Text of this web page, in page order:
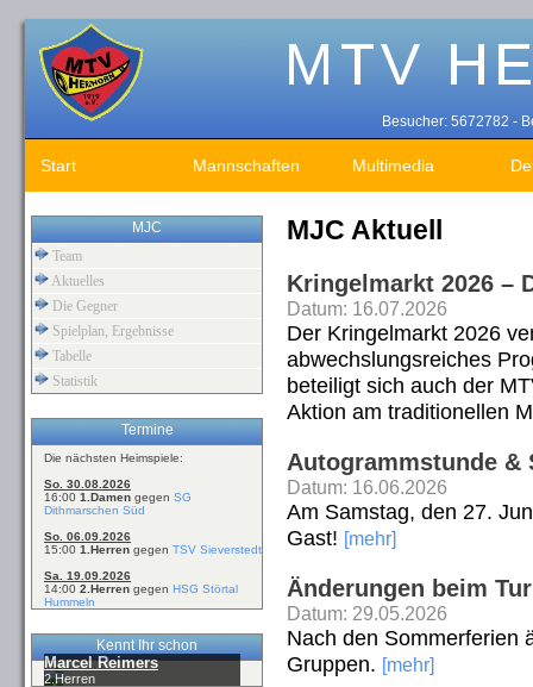
Besucher: 5672782 -
Start Mannschaften Multimedia
MJC
Team
Aktuelles
Die Gegner
Spielplan, Ergebnisse
Tabelle
Statistik
Termine
Die nächsten Heimspiele:
So. 30.08.2026
16:00 1.Damen gegen SG
Dithmarschen Süd
So. 06.09.2026
15:00 1.Herren gegen TSV Sieverstedt
Sa. 19.09.2026
14:00 2.Herren gegen HSG Störtal
Hummeln
Kennt Ihr schon
Marcel Reimers
2.Herren
MJC Aktuell
Kringelmarkt 2026 –
Datum: 16.07.2026
Der Kringelmarkt 2026
abwechslungsreiches
beteiligt sich auch der
Aktion am traditionellen
Autogrammstunde &
Datum: 16.06.2026
Am Samstag, den 27.
Gast! [mehr]
Änderungen beim
Datum: 29.05.2026
Nach den Sommerferien
Gruppen. [mehr]